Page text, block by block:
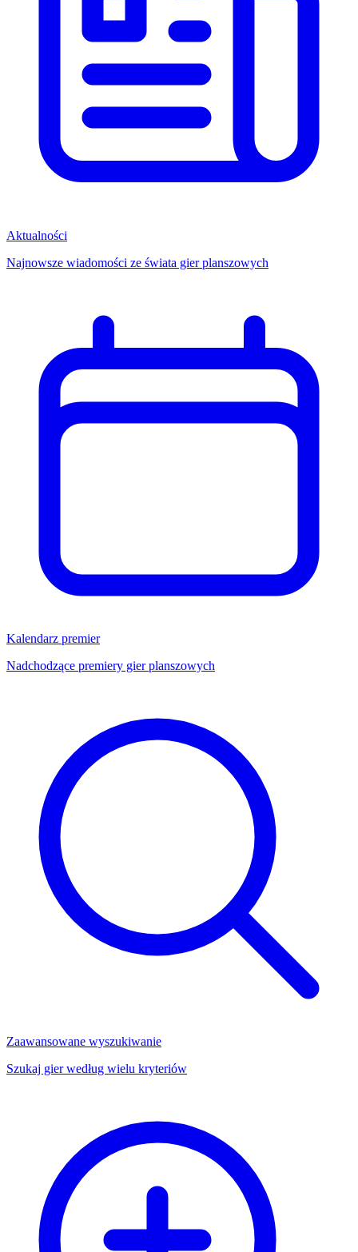
Aktualności
Najnowsze wiadomości ze świata gier planszowych
Kalendarz premier
Nadchodzące premiery gier planszowych
Zaawansowane wyszukiwanie
Szukaj gier według wielu kryteriów